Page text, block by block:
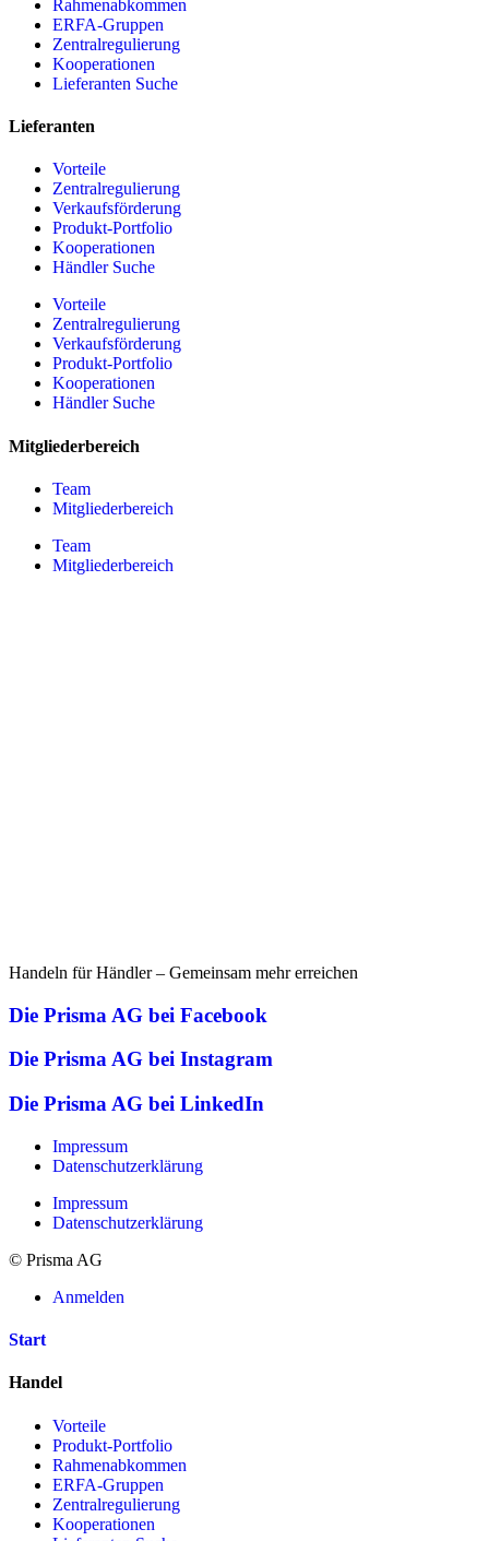
Rahmenabkommen
ERFA-Gruppen
Zentralregulierung
Kooperationen
Lieferanten Suche
Lieferanten
Vorteile
Zentralregulierung
Verkaufsförderung
Produkt-Portfolio
Kooperationen
Händler Suche
Vorteile
Zentralregulierung
Verkaufsförderung
Produkt-Portfolio
Kooperationen
Händler Suche
Mitgliederbereich
Team
Mitgliederbereich
Team
Mitgliederbereich
Handeln für Händler – Gemeinsam mehr erreichen
Die Prisma AG bei Facebook
Die Prisma AG bei Instagram
Die Prisma AG bei LinkedIn
Impressum
Datenschutzerklärung
Impressum
Datenschutzerklärung
© Prisma AG
Anmelden
Start
Handel
Vorteile
Produkt-Portfolio
Rahmenabkommen
ERFA-Gruppen
Zentralregulierung
Kooperationen